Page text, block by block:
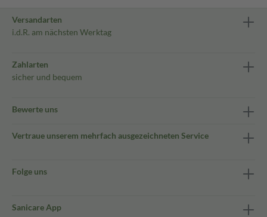
Versandarten
i.d.R. am nächsten Werktag
Zahlarten
sicher und bequem
Bewerte uns
Vertraue unserem mehrfach ausgezeichneten Service
Folge uns
Sanicare App